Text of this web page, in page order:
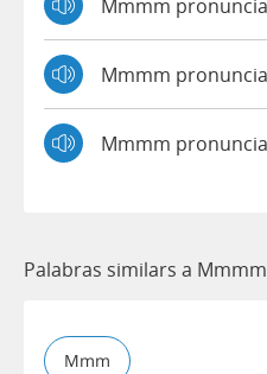
Mmmm
Mmmm
Mmmm
Palabras similars a Mmmm
Mmm